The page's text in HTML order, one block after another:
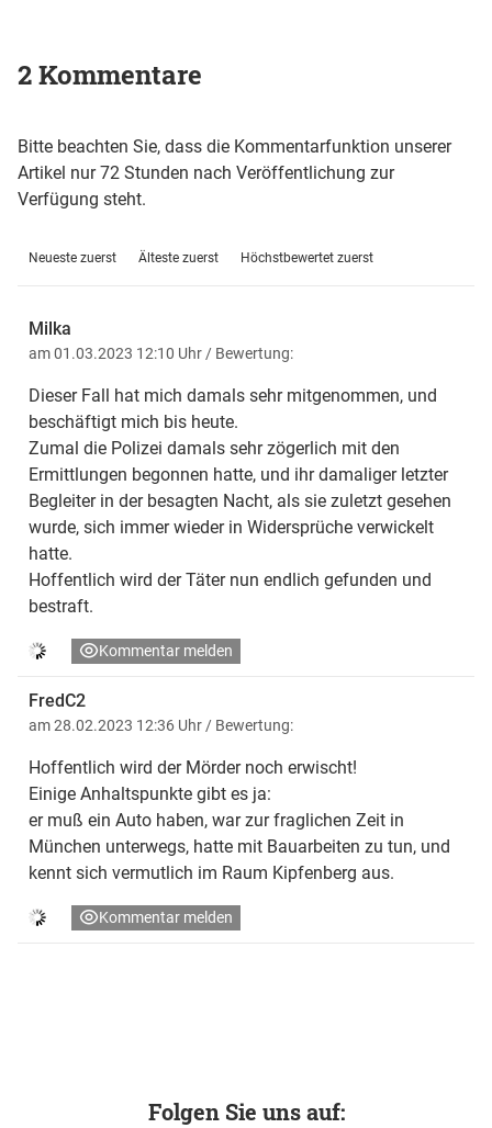
2 Kommentare
Bitte beachten Sie, dass die Kommentarfunktion unserer
Artikel nur 72 Stunden nach Veröffentlichung zur
Verfügung steht.
Neueste zuerst Älteste zuerst Höchstbewertet zuerst
Milka
am 01.03.2023 12:10 Uhr/ Bewertung:
Dieser Fall hat mich damals sehr mitgenommen, und
beschäftigt mich bis heute.
Zumal die Polizei damals sehr zögerlich mit den
Ermittlungen begonnen hatte, und ihr damaliger letzter
Begleiter in der besagten Nacht, als sie zuletzt gesehen
wurde, sich immer wieder in Widersprüche verwickelt
hatte.
Hoffentlich wird der Täter nun endlich gefunden und
bestraft.
Kommentar melden
FredC2
am 28.02.2023 12:36 Uhr/ Bewertung:
Hoffentlich wird der Mörder noch erwischt!
Einige Anhaltspunkte gibt es ja:
er muß ein Auto haben, war zur fraglichen Zeit in
München unterwegs, hatte mit Bauarbeiten zu tun, und
kennt sich vermutlich im Raum Kipfenberg aus.
Kommentar melden
Folgen Sie uns auf: